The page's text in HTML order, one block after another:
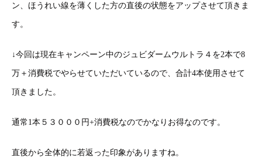
ン、ほうれい線を薄くした方の直後の状態をアップさせて頂きま
す。
↓今回は現在キャンペーン中のジュビダームウルトラ４を2本で8
万＋消費税でやらせていただいているので、合計4本使用させて
頂きました。
通常1本５３０００円+消費税なのでかなりお得なのです。
直後から全体的に若返った印象がありますね。